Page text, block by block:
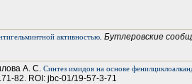
активностью. Бутлеровские
А. С. Синтез имидов на основе
82. ROI: jbc-01/19-57-3-71